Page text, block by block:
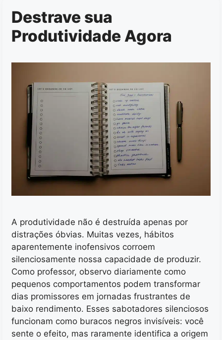
Destrave sua
Produtividade Agora
A produtividade não é destruída apenas por
distrações óbvias. Muitas vezes, hábitos
aparentemente inofensivos corroem
silenciosamente nossa capacidade de produzir.
Como professor, observo diariamente como
pequenos comportamentos podem transformar
dias promissores em jornadas frustrantes de
baixo rendimento. Esses sabotadores silenciosos
funcionam como buracos negros invisíveis: você
sente o efeito, mas raramente identifica a origem